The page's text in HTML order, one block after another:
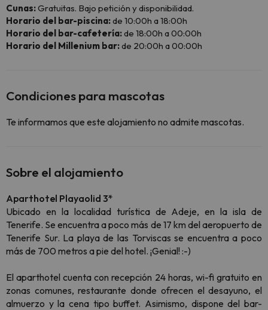
Cunas:Gratuitas. Bajo petición y disponibilidad.
Horario del bar-piscina:de 10:00h a 18:00h
Horario del bar-cafetería:de 18:00h a 00:00h
Horario del Millenium bar:de 20:00h a 00:00h
Condiciones para mascotas
Te informamos que este alojamiento no admite mascotas.
Sobre el alojamiento
Aparthotel Playaolid 3*
Ubicado en la localidad turística de Adeje, en la isla de
Tenerife. Se encuentra a poco más de 17 km del aeropuerto de
Tenerife Sur. La playa de las Torviscas se encuentra a poco
más de 700 metros a pie del hotel. ¡Genial! :-)
El aparthotel cuenta con recepción 24 horas, wi-fi gratuito en
zonas comunes, restaurante donde ofrecen el desayuno, el
almuerzo y la cena tipo buffet. Asimismo, dispone del bar-